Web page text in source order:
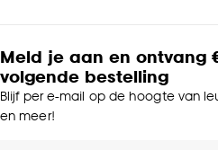
Meld je aan en ontvang
volgende bestelling
Blijf per e-mail op de hoogte van
en meer!